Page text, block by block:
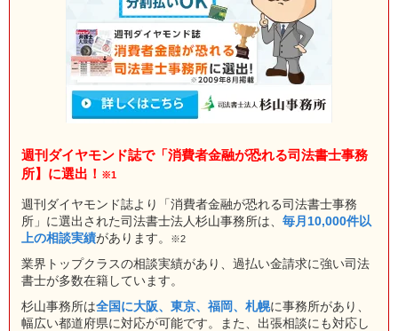
週刊ダイヤモンド誌で「消費者金融が恐れる司法書士事務
所】に選出！ ※1
週刊ダイヤモンド誌より「消費者金融が恐れる司法書士事務
所」に選出された司法書士法人杉山事務所は、 毎月10,000件以
上の相談実績があります。 ※2
業界トップクラスの相談実績があり、過払い金請求に強い司法
書士が多数在籍しています。
杉山事務所は全国に大阪、東京、福岡、札幌に事務所があり、
幅広い都道府県に対応が可能です。また、出張相談にも対応し